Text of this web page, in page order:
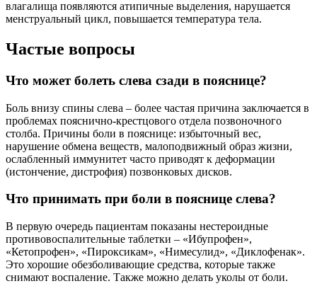
влагалища появляются атипичные выделения, нарушается
менструальный цикл, повышается температура тела.
Частые вопросы
Что может болеть слева сзади в пояснице?
Боль внизу спины слева – более частая причина заключается в
проблемах пояснично-крестцового отдела позвоночного
столба. Причины боли в пояснице: избыточный вес,
нарушение обмена веществ, малоподвижный образ жизни,
ослабленный иммунитет часто приводят к деформации
(истончение, дистрофия) позвонковых дисков.
Что принимать при боли в пояснице слева?
В первую очередь пациентам показаны нестероидные
противовоспалительные таблетки – «Ибупрофен»,
«Кетопрофен», «Пироксикам», «Нимесулид», «Диклофенак».
Это хорошие обезболивающие средства, которые также
снимают воспаление. Также можно делать уколы от боли.